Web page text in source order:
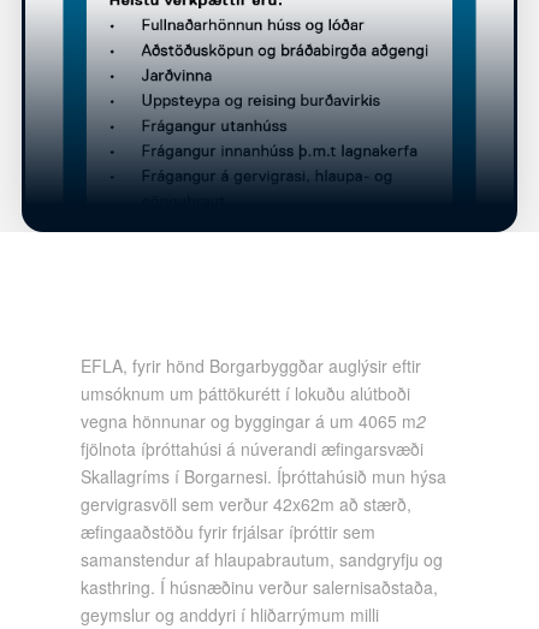
EFLA, fyrir hönd Borgarbyggðar auglýsir eftir
umsóknum um þáttökurétt í lokuðu alútboði
vegna hönnunar og byggingar á um 4065 m2
fjölnota íþróttahúsi á núverandi æfingarsvæði
Skallagríms í Borgarnesi. Íþróttahúsið mun hýsa
gervigrasvöll sem verður 42x62m að stærð,
æfingaaðstöðu fyrir frjálsar íþróttir sem
samanstendur af hlaupabrautum, sandgryfju og
kasthring. Í húsnæðinu verður salernisaðstaða,
geymslur og anddyri í hliðarrýmum milli